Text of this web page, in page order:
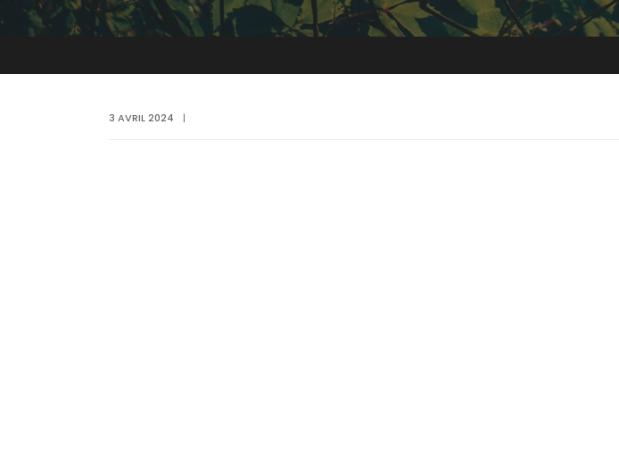
3 AVRIL 2024 |